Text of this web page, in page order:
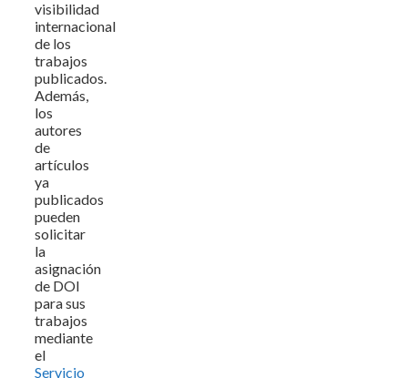
visibilidad
internacional
de los
trabajos
publicados.
Además,
los
autores
de
artículos
ya
publicados
pueden
solicitar
la
asignación
de DOI
para sus
trabajos
mediante
el
Servicio